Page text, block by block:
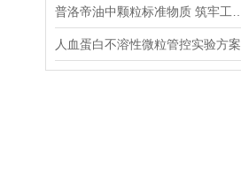
人血蛋白不溶性微粒管控实验方案